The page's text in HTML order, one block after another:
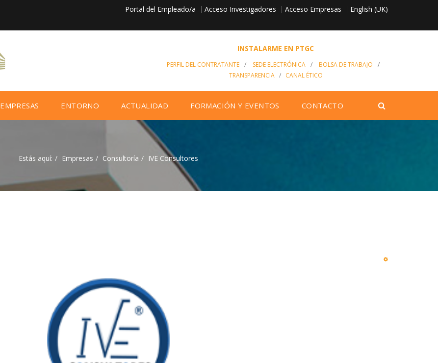
Portal del Empleado/a Acceso Investigadores Acceso Empresas English (UK)
INSTALARME EN PTGC
PERFIL DEL CONTRATANTE / SEDE ELECTRÓNICA / BOLSA DE TRABAJO
/
TRANSPARENCIA/ CANAL ÉTICO
EMPRESAS ENTORNO ACTUALIDAD FORMACIÓN Y EVENTOS CONTACTO
Estás aquí: Empresas Consultoría IVE Consultores